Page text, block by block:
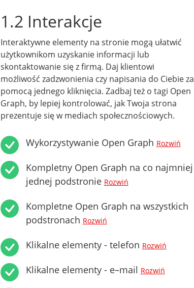
1.2 Interakcje
Interaktywne elementy na stronie mogą ułatwić
użytkownikom uzyskanie informacji lub
skontaktowanie się z firmą. Daj klientowi
możliwość zadzwonienia czy napisania do Ciebie za
pomocą jednego kliknięcia. Zadbaj też o tagi Open
Graph, by lepiej kontrolować, jak Twoja strona
prezentuje się w mediach społecznościowych.
Wykorzystywanie Open Graph Rozwiń
Kompletny Open Graph na co najmniej
jednej podstronie Rozwiń
Kompletne Open Graph na wszystkich
podstronach Rozwiń
Klikalne elementy - telefon Rozwiń
Klikalne elementy - e–mail Rozwiń